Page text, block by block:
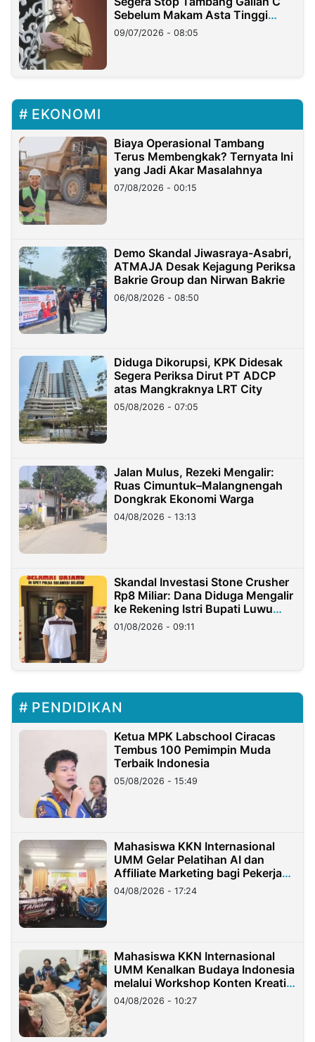
Sebelum Makam Asta Tinggi
Longsor
09/07/2026 - 08:05
EKONOMI
Biaya Operasional Tambang
Terus Membengkak? Ternyata Ini
yang Jadi Akar Masalahnya
07/08/2026 - 00:15
Demo Skandal Jiwasraya-Asabri,
ATMAJA Desak Kejagung Periksa
Bakrie Group dan Nirwan Bakrie
06/08/2026 - 08:50
Diduga Dikorupsi, KPK Didesak
Segera Periksa Dirut PT ADCP
atas Mangkraknya LRT City
05/08/2026 - 07:05
Jalan Mulus, Rezeki Mengalir:
Ruas Cimuntuk–Malangnengah
Dongkrak Ekonomi Warga
04/08/2026 - 13:13
Skandal Investasi Stone Crusher
Rp8 Miliar: Dana Diduga Mengalir
ke Rekening Istri Bupati Luwu
Timur
01/08/2026 - 09:11
PENDIDIKAN
Ketua MPK Labschool Ciracas
Tembus 100 Pemimpin Muda
Terbaik Indonesia
05/08/2026 - 15:49
Mahasiswa KKN Internasional
UMM Gelar Pelatihan AI dan
Affiliate Marketing bagi Pekerja
Migran Indonesia di Taiwan
04/08/2026 - 17:24
Mahasiswa KKN Internasional
UMM Kenalkan Budaya Indonesia
melalui Workshop Konten Kreatif
di Taiwan
04/08/2026 - 10:27